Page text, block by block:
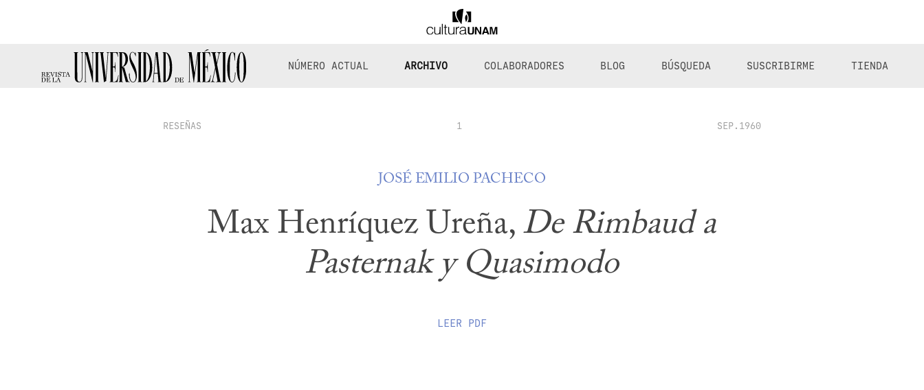
NÚMERO ACTUAL ARCHIVO COLABORADORES BLOG BÚSQUEDA SUSCRIBIRME TIENDA
RESEÑAS 1 SEP.1960
JOSÉ EMILIO PACHECO
Max Henríquez Ureña, De Rimbaud a
Pasternak y Quasimodo
LEER PDF